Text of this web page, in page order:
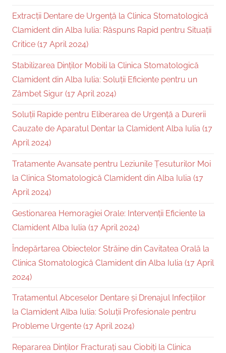
Extracții Dentare de Urgență la Clinica Stomatologică
Clamident din Alba Iulia: Răspuns Rapid pentru Situații
Critice (17 April 2024)
Stabilizarea Dinților Mobili la Clinica Stomatologică
Clamident din Alba Iulia: Soluții Eficiente pentru un
Zâmbet Sigur (17 April 2024)
Soluții Rapide pentru Eliberarea de Urgență a Durerii
Cauzate de Aparatul Dentar la Clamident Alba Iulia (17
April 2024)
Tratamente Avansate pentru Leziunile Țesuturilor Moi
la Clinica Stomatologică Clamident din Alba Iulia (17
April 2024)
Gestionarea Hemoragiei Orale: Intervenții Eficiente la
Clamident Alba Iulia (17 April 2024)
Îndepărtarea Obiectelor Străine din Cavitatea Orală la
Clinica Stomatologică Clamident din Alba Iulia (17 April
2024)
Tratamentul Abceselor Dentare și Drenajul Infecțiilor
la Clamident Alba Iulia: Soluții Profesionale pentru
Probleme Urgente (17 April 2024)
Repararea Dinților Fracturați sau Ciobiți la Clinica